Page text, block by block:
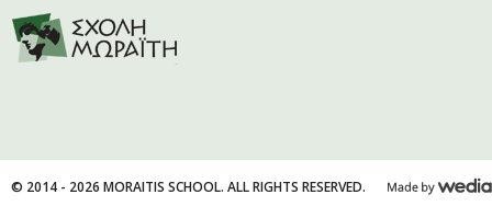
© 2014 - 2026 MORAITIS SCHOOL. ALL RIGHTS RESERVED.